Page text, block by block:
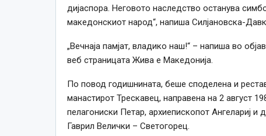
дијаспора. Неговото наследство останува
македонскиот народ“, напиша Силјановска-
„Вечнаја памјат, владико наш!“ – напиша во
веб страницата Жива е Македонија.
По повод годишнината, беше споделена и
манастирот Трескавец, направена на 2 август
пелагониски Петар, архиепископот Ангелариј
Гаврил Велички – Светогорец.